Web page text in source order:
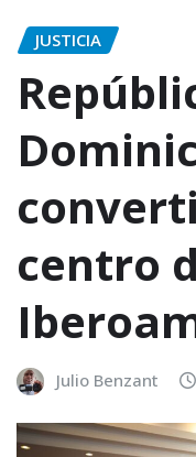
JUSTICIA
centro
Julio Benzant